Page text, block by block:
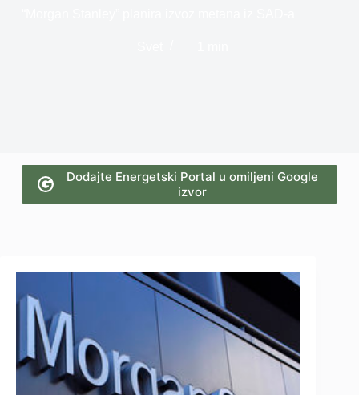
Dodajte Energetski Portal u omiljeni Google
izvor